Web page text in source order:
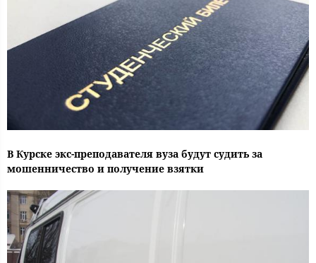
В Курске экс-преподавателя вуза будут судить за
мошенничество и получение взятки